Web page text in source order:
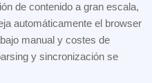
de contenido a gran escala,
automáticamente el browser
manual y costes de
y sincronización se